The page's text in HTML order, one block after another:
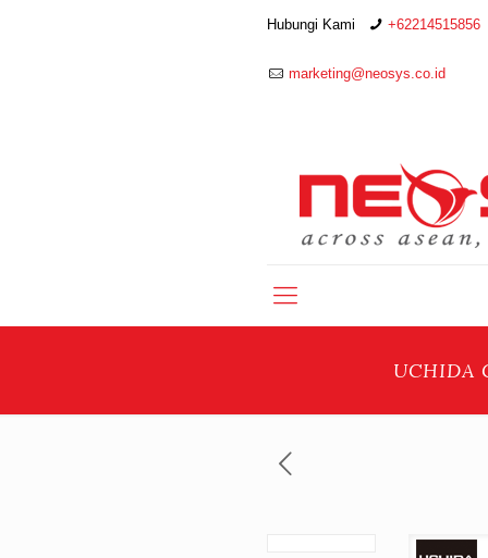
Hubungi Kami +62214515856
marketing@neosys.co.id
UCHIDA